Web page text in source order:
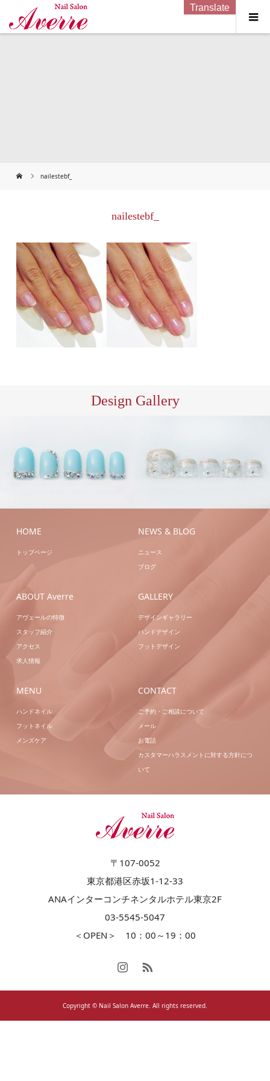
nailestebf_
nailestebf_
Design Gallery
ハン
ル ブライダル
フッ
ル ブライダル
HOME
トップページ
NEWS & BLOG
ニュース
ブログ
ABOUT Averre
アヴェールの特徴
スタッフ紹介
アクセス
求人情報
GALLERY
デザインギャラリー
ハンドデザイン
フットデザイン
MENU
ハンドネイル
フットネイル
メンズケア
CONTACT
ご予約・ご相談について
メール
お電話
カスタマーハラスメントに対する方針につ
いて
〒107-0052
東京都港区赤坂1-12-33
ANAインターコンチネンタルホテル東京2F
03-5545-5047
＜OPEN＞ 10：00～19：00
Copyright © Nail Salon Averre. All rights reserved.
Translate